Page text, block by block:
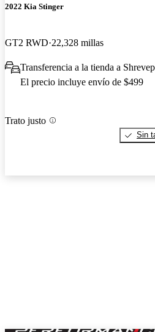
2022 Kia Stinger
GT2 RWD 22,328 millas
Transferencia a la tienda a
El precio incluye envío de $499
Trato justo
Sin